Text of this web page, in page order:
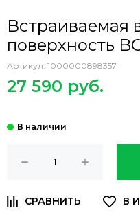
Встраиваемая
поверхность
Артикул: 1000000898357
27 590 руб.